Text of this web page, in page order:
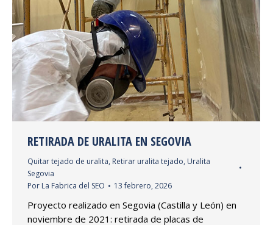
RETIRADA DE URALITA EN SEGOVIA
Quitar tejado de uralita, Retirar uralita tejado, Uralita
Segovia
Por La Fabrica del SEO 13 febrero, 2026
Proyecto realizado en Segovia (Castilla y León) en
noviembre de 2021: retirada de placas de